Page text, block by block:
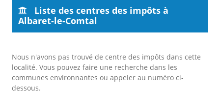
Liste des centres des impôts à
Albaret-le-Comtal
Nous n'avons pas trouvé de centre des impôts dans cette
localité. Vous pouvez faire une recherche dans les
communes environnantes ou appeler au numéro ci-
dessous.